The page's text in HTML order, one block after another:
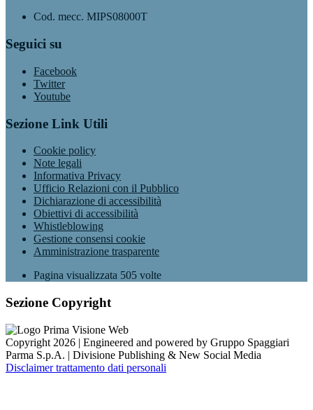
Cod. mecc. MIPS08000T
Seguici su
Facebook
Twitter
Youtube
Sezione Link Utili
Cookie policy
Note legali
Informativa Privacy
Ufficio Relazioni con il Pubblico
Dichiarazione di accessibilità
Obiettivi di accessibilità
Whistleblowing
Gestione consensi cookie
Amministrazione trasparente
Pagina visualizzata 505 volte
Sezione Copyright
Copyright 2026 | Engineered and powered by Gruppo Spaggiari
Parma S.p.A. | Divisione Publishing & New Social Media
Disclaimer trattamento dati personali